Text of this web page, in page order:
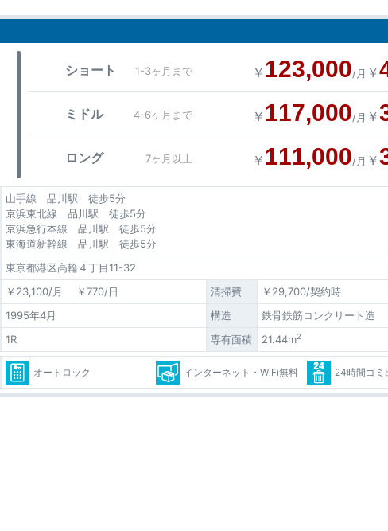
ショート 1-3ヶ月まで ￥ 123,000/月 ￥
ミドル 4-6ヶ月まで ￥ 117,000/月 ￥
ロング 7ヶ月以上 ￥ 111,000/月 ￥
山手線 品川駅 徒歩5分
京浜東北線 品川駅 徒歩5分
京浜急行本線 品川駅 徒歩5分
東海道新幹線 品川駅 徒歩5分
東京都港区高輪４丁目11-32
￥23,100/月 ￥770/日 清掃費
￥29,700/契約時
1995年4月 構造
鉄骨鉄筋コンクリート造
1R 専有面積 21.44m2
オートロック インターネット・WiFi無料 24時間ゴミ